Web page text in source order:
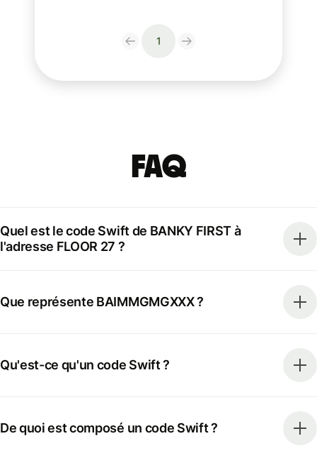
1
FAQ
Quel est le code Swift de BANKY FIRST à
l'adresse FLOOR 27 ?
Que représente BAIMMGMGXXX ?
Qu'est-ce qu'un code Swift ?
De quoi est composé un code Swift ?